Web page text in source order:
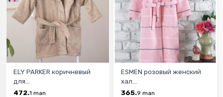
ELY PARKER коричневый
для...
472.1 man
ESMEN розовый женский
хал...
365.9 man